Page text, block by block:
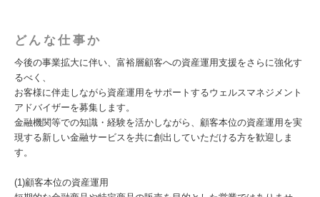
どんな仕事か
今後の事業拡大に伴い、富裕層顧客への資産運用支援をさらに強化す
るべく、
お客様に伴走しながら資産運用をサポートするウェルスマネジメント
アドバイザーを募集します。
金融機関等での知識・経験を活かしながら、顧客本位の資産運用を実
現する新しい金融サービスを共に創出していただける方を歓迎しま
す。
(1)顧客本位の資産運用